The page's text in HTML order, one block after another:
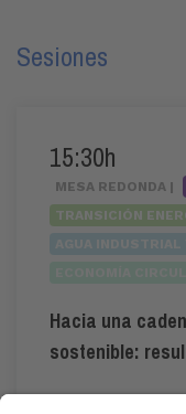
Sesiones
15:30h
MESA REDONDA |
TRANSICIÓN
Hacia una
sostenible: